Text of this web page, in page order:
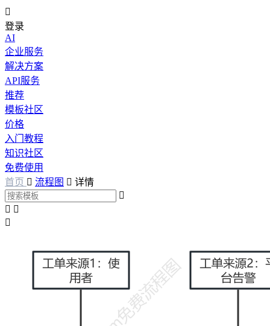

登录
AI
企业服务
解决方案
API服务
推荐
模板社区
价格
入门教程
知识社区
免费使用
首页  流程图  详情

 
